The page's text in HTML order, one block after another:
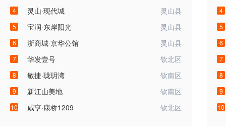
4 灵山·现代城 灵山县
5 宝润·东岸阳光 灵山县
6 浙商城·京华公馆 灵山县
7 华发壹号 钦北区
8 敏捷·珑玥湾 钦南区
9 新江山美地 钦南区
10 咸亨·康桥1209 钦北区
4
5
6
7
8
9
10